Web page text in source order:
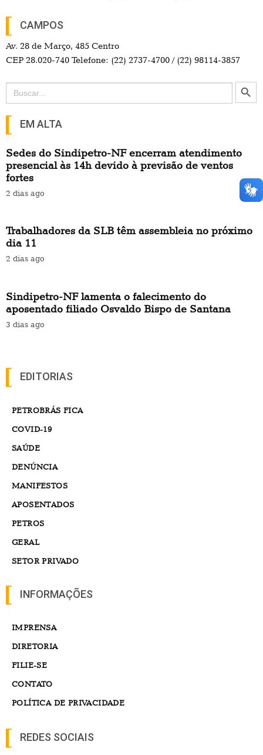
CAMPOS
Av. 28 de Março, 485 Centro
CEP 28.020-740 Telefone: (22) 2737-4700 / (22) 98114-3857
Search
for:
Search Button
EM ALTA
Sedes do Sindipetro-NF encerram atendimento
presencial às 14h devido à previsão de ventos
fortes
2 dias ago
Trabalhadores da SLB têm assembleia no próximo
dia 11
2 dias ago
Sindipetro-NF lamenta o falecimento do
aposentado filiado Osvaldo Bispo de Santana
3 dias ago
EDITORIAS
PETROBRÁS FICA
COVID-19
SAÚDE
DENÚNCIA
MANIFESTOS
APOSENTADOS
PETROS
GERAL
SETOR PRIVADO
INFORMAÇÕES
IMPRENSA
DIRETORIA
FILIE-SE
CONTATO
POLÍTICA DE PRIVACIDADE
REDES SOCIAIS